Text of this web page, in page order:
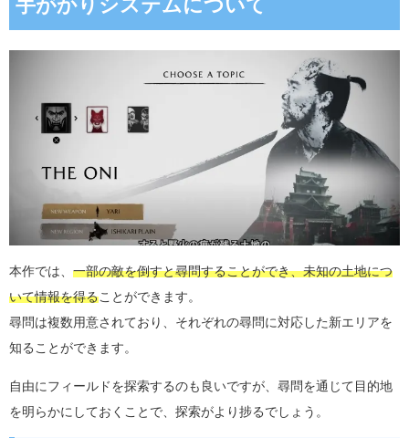
手がかりシステムについて
本作では、 一部の敵を倒すと尋問することができ、未知の土地につ
いて情報を得る ことができます。
尋問は複数用意されており、それぞれの尋問に対応した新エリアを
知ることができます。
自由にフィールドを探索するのも良いですが、尋問を通じて目的地
を明らかにしておくことで、探索がより捗るでしょう。